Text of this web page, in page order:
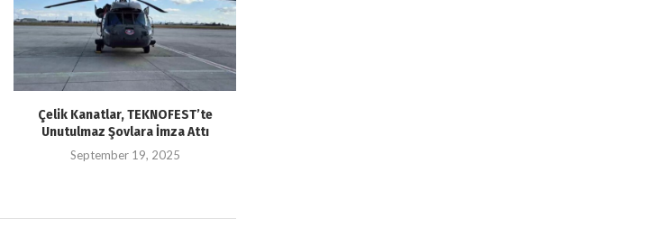
Çelik Kanatlar, TEKNOFEST’te
Unutulmaz Şovlara İmza Attı
September 19, 2025